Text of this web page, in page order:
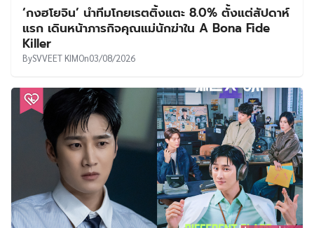
‘กงฮโยจิน’ นำทีมโกยเรตติ้งแตะ 8.0% ตั้งแต่สัปดาห์
แรก เดินหน้าภารกิจคุณแม่นักฆ่าใน A Bona Fide
Killer
BySVVEET KIMOn03/08/2026